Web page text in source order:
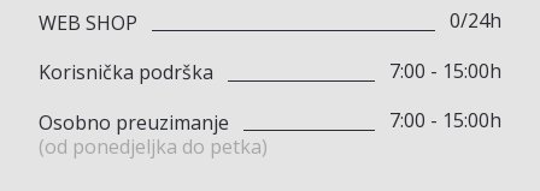
WEB SHOP
0/24h
Korisnička podrška
7:00 - 15:00h
Osobno preuzimanje
(od ponedjeljka do petka)
7:00 - 15:00h